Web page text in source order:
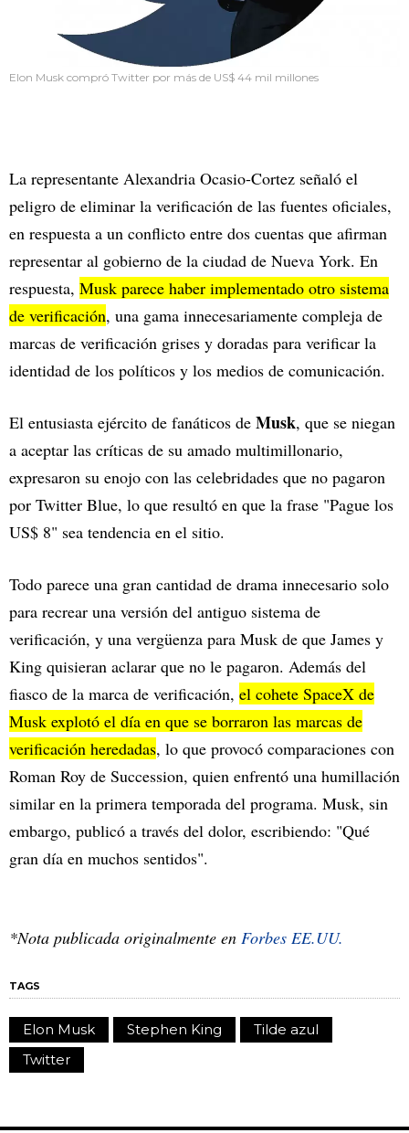
Elon Musk compró Twitter por más de US$ 44 mil millones
La representante Alexandria Ocasio-Cortez señaló el
peligro de eliminar la verificación de las fuentes oficiales,
en respuesta a un conflicto entre dos cuentas que afirman
representar al gobierno de la ciudad de Nueva York. En
respuesta, Musk parece haber implementado otro sistema
de verificación, una gama innecesariamente compleja de
marcas de verificación grises y doradas para verificar la
identidad de los políticos y los medios de comunicación.
El entusiasta ejército de fanáticos de Musk, que se niegan
a aceptar las críticas de su amado multimillonario,
expresaron su enojo con las celebridades que no pagaron
por Twitter Blue, lo que resultó en que la frase "Pague los
US$ 8" sea tendencia en el sitio.
Todo parece una gran cantidad de drama innecesario solo
para recrear una versión del antiguo sistema de
verificación, y una vergüenza para Musk de que James y
King quisieran aclarar que no le pagaron. Además del
fiasco de la marca de verificación, el cohete SpaceX de
Musk explotó el día en que se borraron las marcas de
verificación heredadas, lo que provocó comparaciones con
Roman Roy de Succession, quien enfrentó una humillación
similar en la primera temporada del programa. Musk, sin
embargo, publicó a través del dolor, escribiendo: "Qué
gran día en muchos sentidos".
*Nota publicada originalmente en Forbes EE.UU.
TAGS
Elon Musk Stephen King
Tilde azul
Twitter